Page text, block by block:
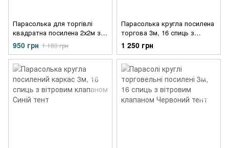
Парасолька для торгівлі
квадратна посилена 2х2м з
срібним напиленням зелений
тент
950 грн 1 180 грн
Парасолька кругла посилена
торгова 3м, 16 спиць з
вітровим клапаном зелений
тент
1 250 грн